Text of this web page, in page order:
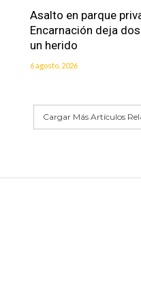
Asalto en parque
Encarnación deja
un herido
6 agosto, 2026
Cargar Más Artículos